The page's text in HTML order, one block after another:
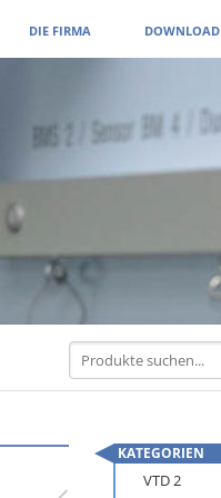
DIE FIRMA DOWNLOAD
KATEGORIEN
Navigation
VTD 2